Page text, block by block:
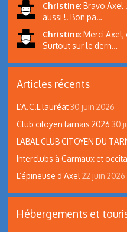
Christine: Bravo Axel
aussi !! Bon pa…
Christine: Merci Axel,
Surtout sur le dern…
Articles récents
L’A.C.L lauréat 30 juin 2026
Club citoyen tarnais 2026 30
LABAL CLUB CITOYEN DU
Interclubs à Carmaux et
L’épineuse d’Axel 22 juin 2026
Hébergements et